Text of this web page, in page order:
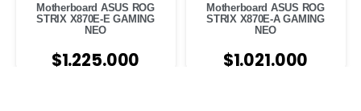
Motherboard ASUS ROG
STRIX X870E-E GAMING
NEO
$1.225.000
Motherboard ASUS ROG
STRIX X870E-A GAMING
NEO
$1.021.000